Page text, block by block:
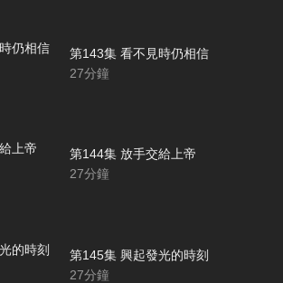
第143集 看不見時仍相信
27分鐘
第144集 放手交給上帝
27分鐘
第145集 興起發光的時刻
27分鐘